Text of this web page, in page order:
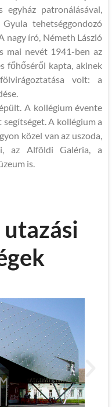
patronálásával,
tehetséggondozó
nagy író, Németh László
mai nevét 1941-ben az
főhőséről kapta, akinek
fölvirágoztatása volt: a
A kollégium évente
A kollégium a
közel van az uszoda,
az Alföldi Galéria, a
is.